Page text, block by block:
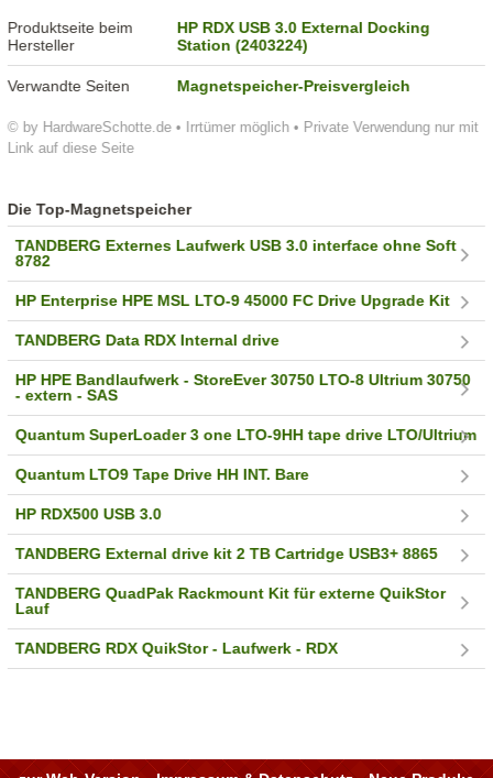
© by HardwareSchotte.de • Irrtümer möglich • Private Verwendung nur mit
Link auf diese Seite
Produktseite beim
Hersteller
HP RDX USB 3.0 External Docking
Station (2403224)
Verwandte Seiten Magnetspeicher-Preisvergleich
Die Top-Magnetspeicher
TANDBERG Externes Laufwerk USB 3.0 interface ohne Soft
8782
HP Enterprise HPE MSL LTO-9 45000 FC Drive Upgrade Kit
TANDBERG Data RDX Internal drive
HP HPE Bandlaufwerk - StoreEver 30750 LTO-8 Ultrium 30750
- extern - SAS
Quantum SuperLoader 3 one LTO-9HH tape drive LTO/Ultrium
Quantum LTO9 Tape Drive HH INT. Bare
HP RDX500 USB 3.0
TANDBERG External drive kit 2 TB Cartridge USB3+ 8865
TANDBERG QuadPak Rackmount Kit für externe QuikStor
Lauf
TANDBERG RDX QuikStor - Laufwerk - RDX